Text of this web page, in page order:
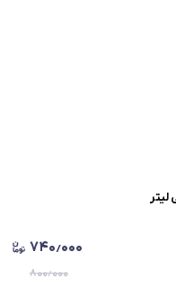
۷۴۰٫۰۰۰
۸۰۰٫۰۰۰